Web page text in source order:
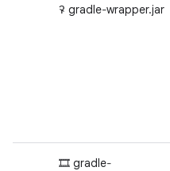
ꛭ gradle‐wrapper.jar
🎞 gradle‐